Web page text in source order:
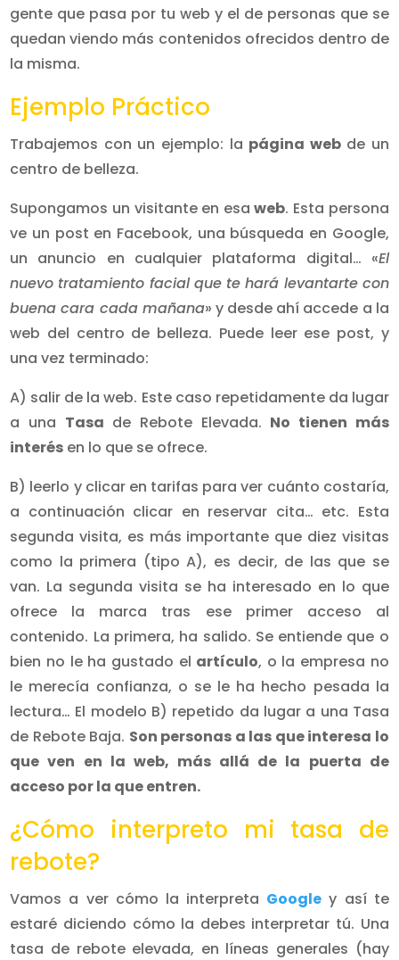
gente que pasa por tu web y el de personas que se
quedan viendo más contenidos ofrecidos dentro de
la misma.
Ejemplo Práctico
Trabajemos con un ejemplo: la página webde un
centro de belleza.
Supongamos un visitante en esaweb. Esta persona
ve un post en Facebook, una búsqueda en Google,
un anuncio en cualquier plataforma digital… «El
nuevo tratamiento facial que te hará levantarte con
buena cara cada mañana» y desde ahí accede a la
web del centro de belleza. Puede leer ese post, y
una vez terminado:
A) salir de la web. Este caso repetidamente da lugar
a una Tasa de Rebote Elevada. No tienen más
interés en lo que se ofrece.
B) leerlo y clicar en tarifas para ver cuánto costaría,
a continuación clicar en reservar cita… etc. Esta
segunda visita, es más importante que diez visitas
como la primera (tipo A), es decir, de las que se
van. La segunda visita se ha interesado en lo que
ofrece la marca tras ese primer acceso al
contenido. La primera, ha salido. Se entiende que o
bien no le ha gustado el artículo, o la empresa no
le merecía confianza, o se le ha hecho pesada la
lectura… El modelo B) repetido da lugar a una Tasa
de Rebote Baja. Son personas a las que interesa lo
que ven en la web, más allá de la puerta de
acceso por la que entren.
¿Cómo interpreto mi tasa de
rebote?
Vamos a ver cómo la interpreta Google y así te
estaré diciendo cómo la debes interpretar tú. Una
tasa de rebote elevada, en líneas generales (hay